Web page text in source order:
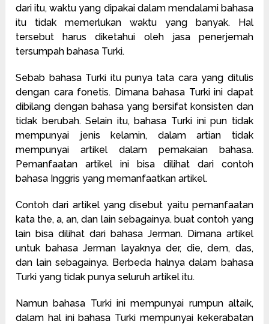
dari itu, waktu yang dipakai dalam mendalami bahasa
itu tidak memerlukan waktu yang banyak. Hal
tersebut harus diketahui oleh jasa penerjemah
tersumpah bahasa Turki.
Sebab bahasa Turki itu punya tata cara yang ditulis
dengan cara fonetis. Dimana bahasa Turki ini dapat
dibilang dengan bahasa yang bersifat konsisten dan
tidak berubah. Selain itu, bahasa Turki ini pun tidak
mempunyai jenis kelamin, dalam artian tidak
mempunyai artikel dalam pemakaian bahasa.
Pemanfaatan artikel ini bisa dilihat dari contoh
bahasa Inggris yang memanfaatkan artikel.
Contoh dari artikel yang disebut yaitu pemanfaatan
kata the, a, an, dan lain sebagainya. buat contoh yang
lain bisa dilihat dari bahasa Jerman. Dimana artikel
untuk bahasa Jerman layaknya der, die, dem, das,
dan lain sebagainya. Berbeda halnya dalam bahasa
Turki yang tidak punya seluruh artikel itu.
Namun bahasa Turkiini mempunyai rumpun altaik,
dalam hal ini bahasa Turki mempunyai kekerabatan